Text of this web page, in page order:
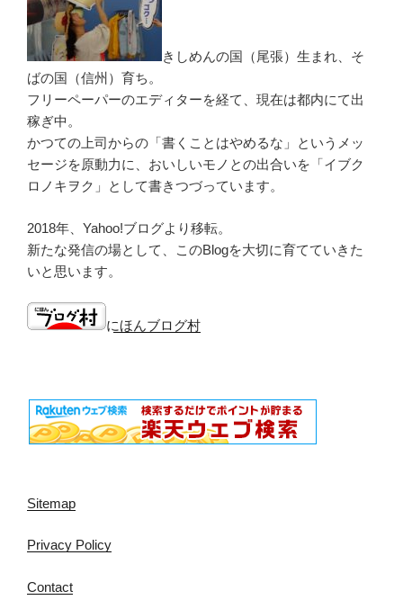
きしめんの国（尾張）生まれ、そ
ばの国（信州）育ち。
フリーペーパーのエディターを経て、現在は都内にて出
稼ぎ中。
かつての上司からの「書くことはやめるな」というメッ
セージを原動力に、おいしいモノとの出合いを「イブク
ロノキヲク」として書きつづっています。
2018年、Yahoo!ブログより移転。
新たな発信の場として、このBlogを大切に育てていきた
いと思います。
にほんブログ村
Sitemap
Privacy Policy
Contact